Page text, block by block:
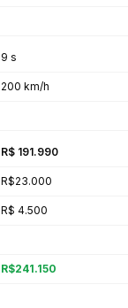
9 s
200 km/h
R$ 191.990
R$23.000
R$ 4.500
R$241.150